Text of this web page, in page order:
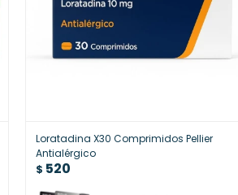
Loratadina X30 Comprimidos Pellier
Antialérgico
$ 520